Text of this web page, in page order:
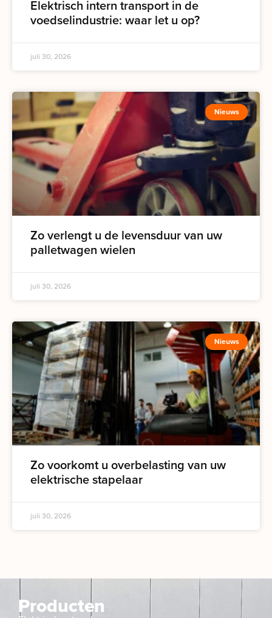
Elektrisch intern transport in de
voedselindustrie: waar let u op?
juli 30, 2026
Nieuws
Zo verlengt u de levensduur van uw
palletwagen wielen
juli 30, 2026
Nieuws
Zo voorkomt u overbelasting van uw
elektrische stapelaar
juli 30, 2026
Producten